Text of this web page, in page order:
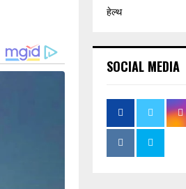
हेल्थ
SOCIAL MEDIA